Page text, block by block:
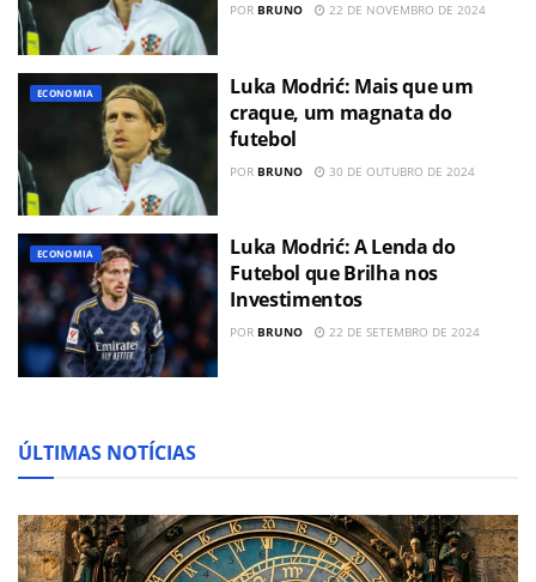
POR BRUNO 22 DE NOVEMBRO DE 2024
ECONOMIA
Luka Modrić: Mais que um
craque, um magnata do
futebol
POR BRUNO 30 DE OUTUBRO DE 2024
ECONOMIA
Luka Modrić: A Lenda do
Futebol que Brilha nos
Investimentos
POR BRUNO 22 DE SETEMBRO DE 2024
ÚLTIMAS NOTÍCIAS